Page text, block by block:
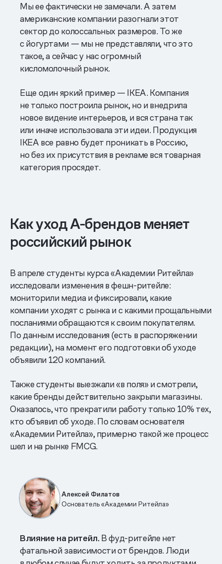
Мы ее фактически не замечали. А затем
американские компании разогнали этот
сектор до колоссальных размеров. То же
с йогуртами — мы не представляли, что это
такое, а сейчас у нас огромный
кисломолочный рынок.
Еще один яркий пример — IKEA. Компания
не только построила рынок, но и внедрила
новое видение интерьеров, и вся страна так
или иначе использовала эти идеи. Продукция
IKEA все равно будет проникать в Россию,
но без их присутствия в рекламе вся товарная
категория просядет.
Как уход А-брендов меняет
российский рынок
В апреле студенты курса «Академии Ритейла»
исследовали изменения в фешн-ритейле:
мониторили медиа и фиксировали, какие
компании уходят с рынка и с какими прощальными
посланиями обращаются к своим покупателям.
По данным исследования (есть в распоряжении
редакции), на момент его подготовки об уходе
объявили 120 компаний.
Также студенты выезжали «в поля» и смотрели,
какие бренды действительно закрыли магазины.
Оказалось, что прекратили работу только 10% тех,
кто объявил об уходе. По словам основателя
«Академии Ритейла», примерно такой же процесс
шел и на рынке FMCG.
Алексей Филатов
Основатель «Академии Ритейла»
Влияние на ритейл. В фуд-ритейле нет
фатальной зависимости от брендов. Люди